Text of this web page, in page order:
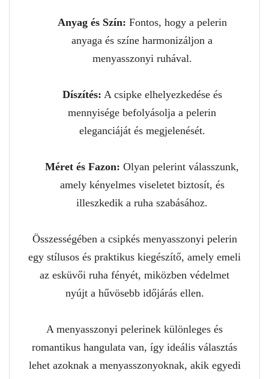
Anyag és Szín: Fontos, hogy a pelerin
anyaga és színe harmonizáljon a
menyasszonyi ruhával.
Díszítés: A csipke elhelyezkedése és
mennyisége befolyásolja a pelerin
eleganciáját és megjelenését.
Méret és Fazon: Olyan pelerint válasszunk,
amely kényelmes viseletet biztosít, és
illeszkedik a ruha szabásához.
Összességében a csipkés menyasszonyi pelerin
egy stílusos és praktikus kiegészítő, amely emeli
az esküvői ruha fényét, miközben védelmet
nyújt a hűvösebb időjárás ellen.
A menyasszonyi pelerinek különleges és
romantikus hangulata van, így ideális választás
lehet azoknak a menyasszonyoknak, akik egyedi